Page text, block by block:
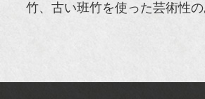
竹、古い班竹を使った芸術性